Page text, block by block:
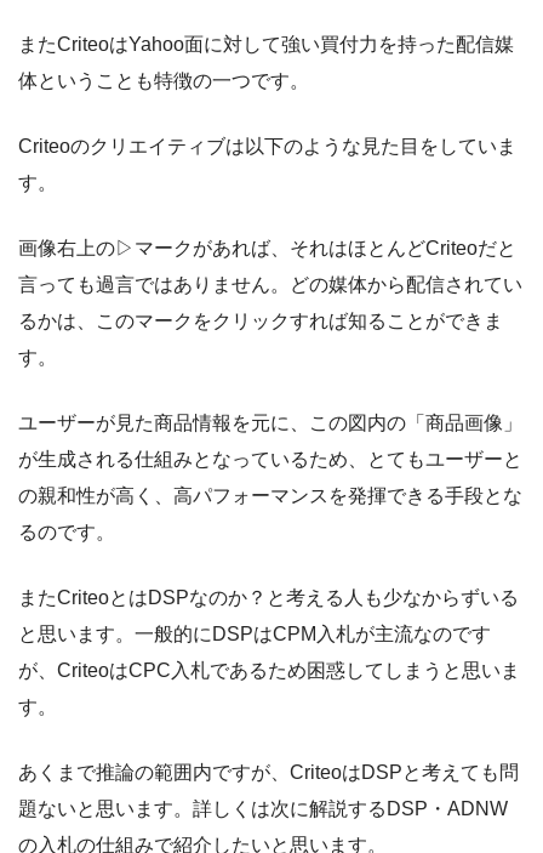
またCriteoはYahoo面に対して強い買付力を持った配信媒
体ということも特徴の一つです。
Criteoのクリエイティブは以下のような見た目をしていま
す。
画像右上の▷マークがあれば、それはほとんどCriteoだと
言っても過言ではありません。どの媒体から配信されてい
るかは、このマークをクリックすれば知ることができま
す。
ユーザーが見た商品情報を元に、この図内の「商品画像」
が生成される仕組みとなっているため、とてもユーザーと
の親和性が高く、高パフォーマンスを発揮できる手段とな
るのです。
またCriteoとはDSPなのか？と考える人も少なからずいる
と思います。一般的にDSPはCPM入札が主流なのです
が、CriteoはCPC入札であるため困惑してしまうと思いま
す。
あくまで推論の範囲内ですが、CriteoはDSPと考えても問
題ないと思います。詳しくは次に解説するDSP・ADNW
の入札の仕組みで紹介したいと思います。